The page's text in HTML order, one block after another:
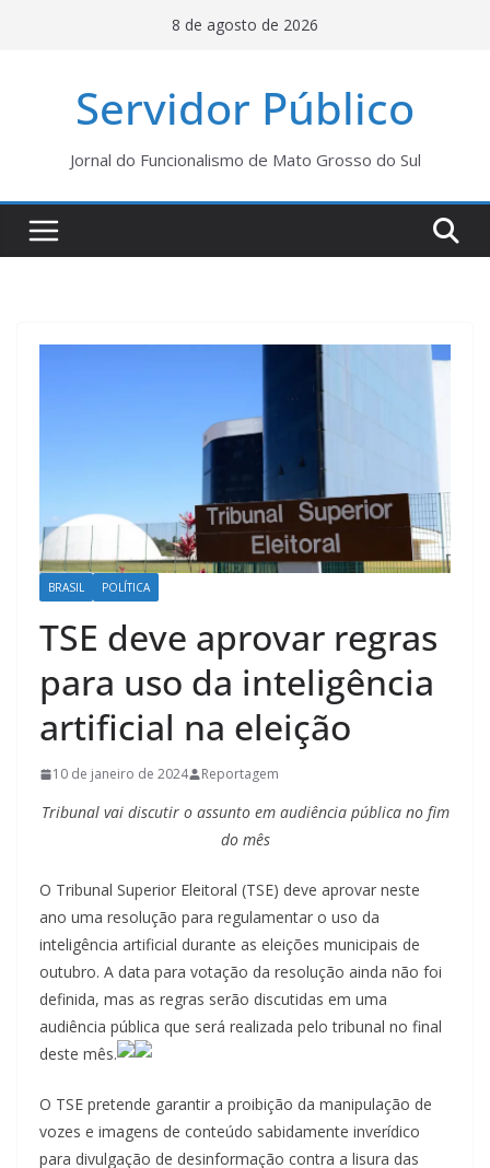
8 de agosto de 2026
Servidor Público
Jornal do Funcionalismo de Mato Grosso do Sul
BRASIL POLÍTICA
TSE deve aprovar regras
para uso da inteligência
artificial na eleição
10 de janeiro de 2024 Reportagem
Tribunal vai discutir o assunto em audiência pública no fim
do mês
O Tribunal Superior Eleitoral (TSE) deve aprovar neste
ano uma resolução para regulamentar o uso da
inteligência artificial durante as eleições municipais de
outubro. A data para votação da resolução ainda não foi
definida, mas as regras serão discutidas em uma
audiência pública que será realizada pelo tribunal no final
deste mês.
O TSE pretende garantir a proibição da manipulação de
vozes e imagens de conteúdo sabidamente inverídico
para divulgação de desinformação contra a lisura das